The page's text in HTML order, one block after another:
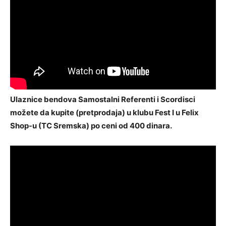
Ulaznice bendova Samostalni Referenti i Scordisci
možete da kupite (pretprodaja) u klubu Fest I u Felix
Shop-u (TC Sremska) po ceni od 400 dinara.